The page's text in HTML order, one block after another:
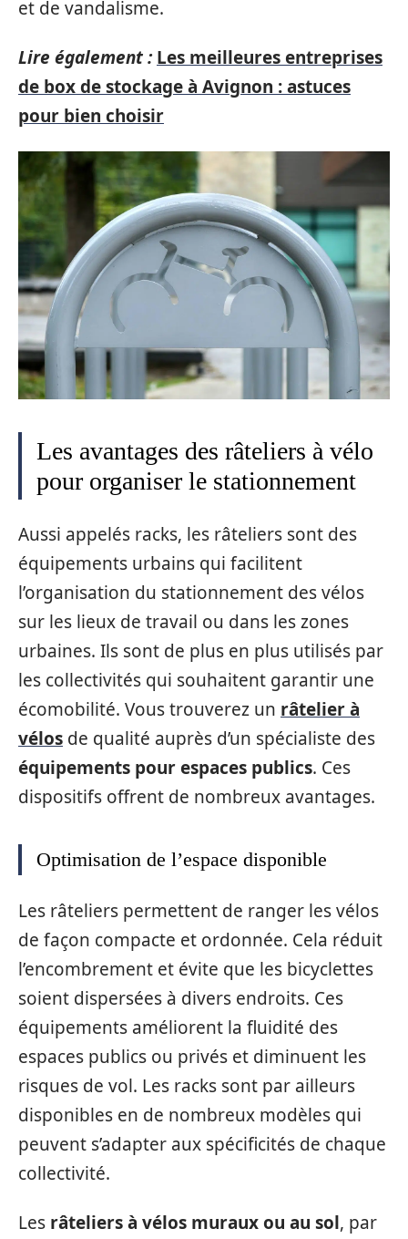
et de vandalisme.
Lire également : Les meilleures entreprises
de box de stockage à Avignon : astuces
pour bien choisir
Les avantages des râteliers à vélo
pour organiser le stationnement
Aussi appelés racks, les râteliers sont des
équipements urbains qui facilitent
l’organisation du stationnement des vélos
sur les lieux de travail ou dans les zones
urbaines. Ils sont de plus en plus utilisés par
les collectivités qui souhaitent garantir une
écomobilité. Vous trouverez un râtelier à
vélos de qualité auprès d’un spécialiste des
équipements pour espaces publics. Ces
dispositifs offrent de nombreux avantages.
Optimisation de l’espace disponible
Les râteliers permettent de ranger les vélos
de façon compacte et ordonnée. Cela réduit
l’encombrement et évite que les bicyclettes
soient dispersées à divers endroits. Ces
équipements améliorent la fluidité des
espaces publics ou privés et diminuent les
risques de vol. Les racks sont par ailleurs
disponibles en de nombreux modèles qui
peuvent s’adapter aux spécificités de chaque
collectivité.
Les râteliers à vélos muraux ou au sol, par